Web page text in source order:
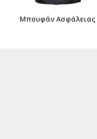
Μπουφάν Ασφάλειας